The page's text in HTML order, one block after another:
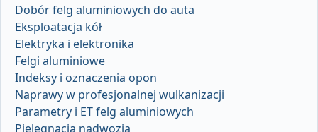
Dobór felg aluminiowych do auta
Eksploatacja kół
Elektryka i elektronika
Felgi aluminiowe
Indeksy i oznaczenia opon
Naprawy w profesjonalnej wulkanizacji
Parametry i ET felg aluminiowych
Pielęgnacja nadwozia